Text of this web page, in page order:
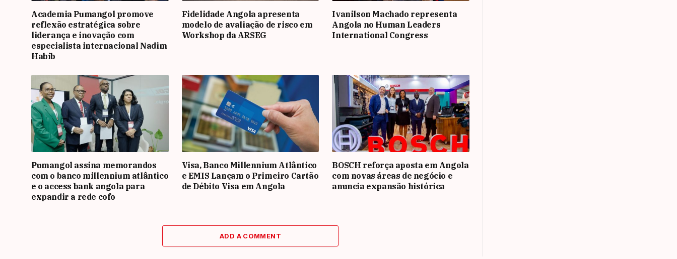
Academia Pumangol promove
reflexão estratégica sobre
liderança e inovação com
especialista internacional Nadim
Habib
Fidelidade Angola apresenta
modelo de avaliação de risco em
Workshop da ARSEG
Ivanilson Machado representa
Angola no Human Leaders
International Congress
Pumangol assina memorandos
com o banco millennium atlântico
e o access bank angola para
expandir a rede cofo
Visa, Banco Millennium Atlântico
e EMIS Lançam o Primeiro Cartão
de Débito Visa em Angola
BOSCH reforça aposta em Angola
com novas áreas de negócio e
anuncia expansão histórica
ADD A COMMENT